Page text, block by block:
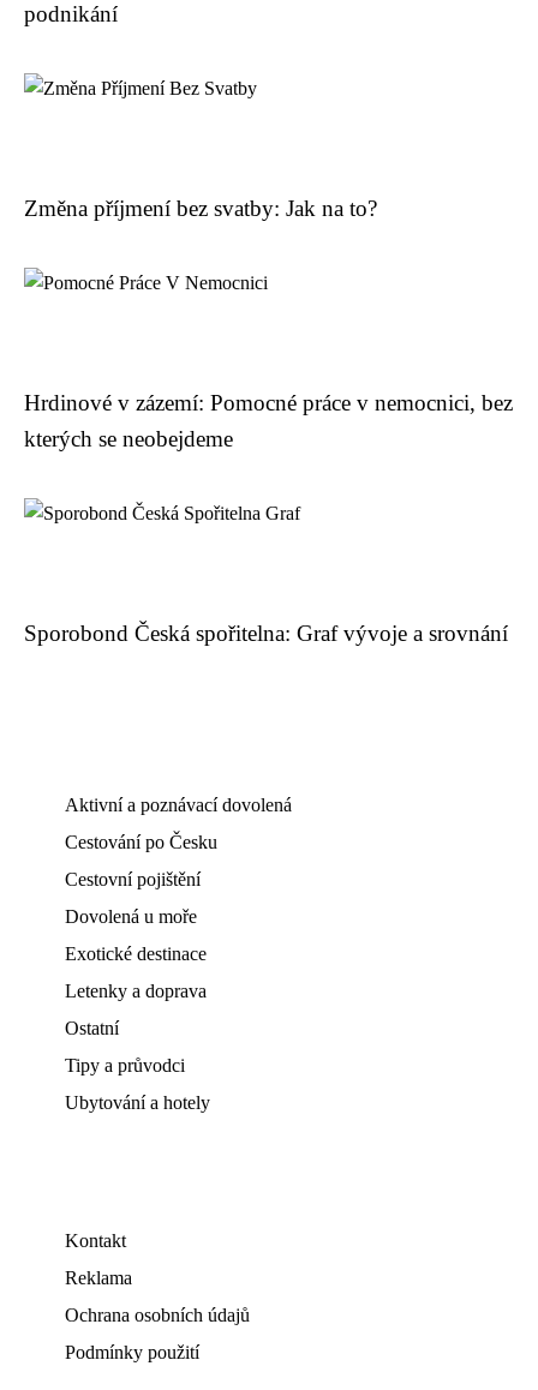
podnikání
Změna příjmení bez svatby: Jak na to?
Hrdinové v zázemí: Pomocné práce v nemocnici, bez
kterých se neobejdeme
Sporobond Česká spořitelna: Graf vývoje a srovnání
Aktivní a poznávací dovolená
Cestování po Česku
Cestovní pojištění
Dovolená u moře
Exotické destinace
Letenky a doprava
Ostatní
Tipy a průvodci
Ubytování a hotely
Kontakt
Reklama
Ochrana osobních údajů
Podmínky použití